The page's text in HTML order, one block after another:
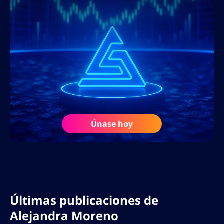
Únase hoy
Últimas publicaciones de
Alejandra Moreno